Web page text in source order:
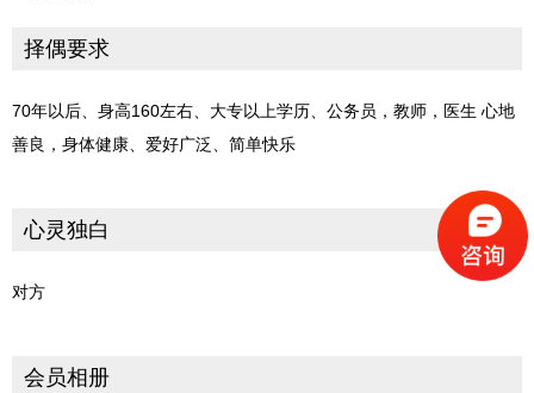
择偶要求
70年以后、身高160左右、大专以上学历、公务员，教师，医生 心地
善良，身体健康、爱好广泛、简单快乐
心灵独白
对方
会员相册